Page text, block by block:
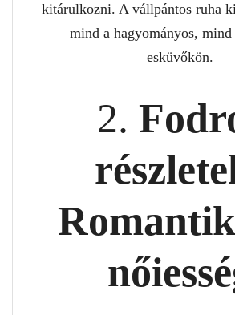
kitárulkozni. A vállpántos ruha
mind a hagyományos, mind
esküvőkön.
2.